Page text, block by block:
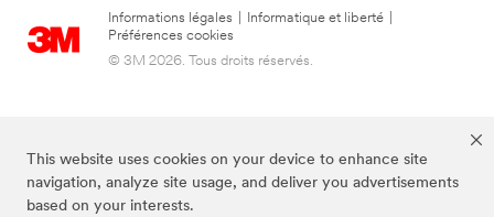
This website uses cookies on your device to enhance site
navigation, analyze site usage, and deliver you advertisements
based on your interests.
Informations légales Informatique et liberté
Préférences cookies
© 3M 2026. Tous droits réservés.